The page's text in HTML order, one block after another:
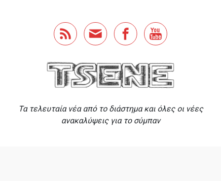
Τα τελευταία νέα από το διάστημα και όλες οι νέες
ανακαλύψεις για το σύμπαν